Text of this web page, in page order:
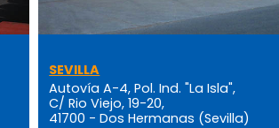
SEVILLA
Autovía A-4, Pol. Ind. "La Isla",
C/ Rio Viejo, 19-20,
41700 - Dos Hermanas (Sevilla)